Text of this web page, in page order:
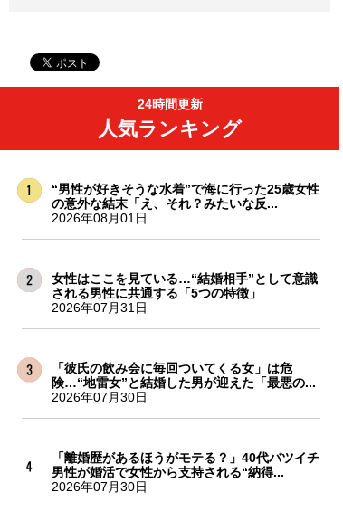
24時間更新
人気ランキング
“男性が好きそうな水着”で海に行った25歳女性
の意外な結末「え、それ？みたいな反...
2026年08月01日
女性はここを見ている…“結婚相手”として意識
される男性に共通する「5つの特徴」
2026年07月31日
「彼氏の飲み会に毎回ついてくる女」は危
険…“地雷女”と結婚した男が迎えた「最悪の...
2026年07月30日
「離婚歴があるほうがモテる？」40代バツイチ
男性が婚活で女性から支持される“納得...
2026年07月30日